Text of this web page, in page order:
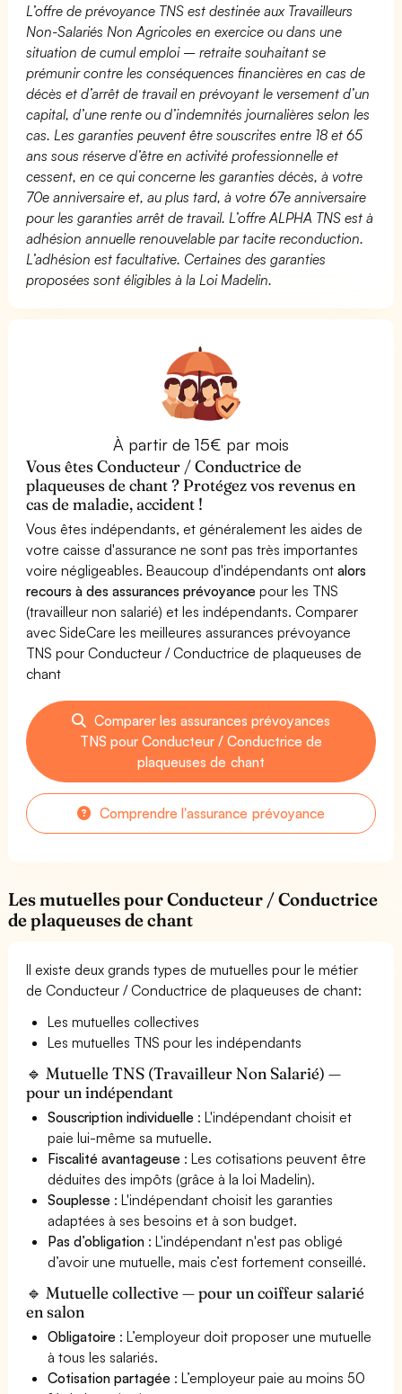
L’offre de prévoyance TNS est destinée aux Travailleurs
Non-Salariés Non Agricoles en exercice ou dans une
situation de cumul emploi – retraite souhaitant se
prémunir contre les conséquences financières en cas de
décès et d’arrêt de travail en prévoyant le versement d’un
capital, d’une rente ou d’indemnités journalières selon les
cas. Les garanties peuvent être souscrites entre 18 et 65
ans sous réserve d’être en activité professionnelle et
cessent, en ce qui concerne les garanties décès, à votre
70e anniversaire et, au plus tard, à votre 67e anniversaire
pour les garanties arrêt de travail. L’offre ALPHA TNS est à
adhésion annuelle renouvelable par tacite reconduction.
L’adhésion est facultative. Certaines des garanties
proposées sont éligibles à la Loi Madelin.
À partir de 15€ par mois
Vous êtes Conducteur / Conductrice de
plaqueuses de chant ? Protégez vos revenus en
cas de maladie, accident !
Vous êtes indépendants, et généralement les aides de
votre caisse d'assurance ne sont pas très importantes
voire négligeables. Beaucoup d'indépendants ontalors
recours à des assurances prévoyance pour les TNS
(travailleur non salarié) et les indépendants. Comparer
avec SideCare les meilleures assurances prévoyance
TNS pour Conducteur / Conductrice de plaqueuses de
chant
Comparer les assurances prévoyances
TNS pour Conducteur / Conductrice de
plaqueuses de chant
Comprendre l'assurance prévoyance
Les mutuelles pour Conducteur / Conductrice
de plaqueuses de chant
Il existe deux grands types de mutuelles pour le métier
de Conducteur / Conductrice de plaqueuses de chant:
Les mutuelles collectives
Les mutuelles TNS pour les indépendants
🔹 Mutuelle TNS (Travailleur Non Salarié) —
pour un indépendant
Souscription individuelle : L'indépendant choisit et
paie lui-même sa mutuelle.
Fiscalité avantageuse : Les cotisations peuvent être
déduites des impôts (grâce à la loi Madelin).
Souplesse : L'indépendant choisit les garanties
adaptées à ses besoins et à son budget.
Pas d’obligation : L'indépendant n'est pas obligé
d’avoir une mutuelle, mais c’est fortement conseillé.
🔹 Mutuelle collective — pour un coiffeur salarié
en salon
Obligatoire : L’employeur doit proposer une mutuelle
à tous les salariés.
Cotisation partagée : L’employeur paie au moins 50